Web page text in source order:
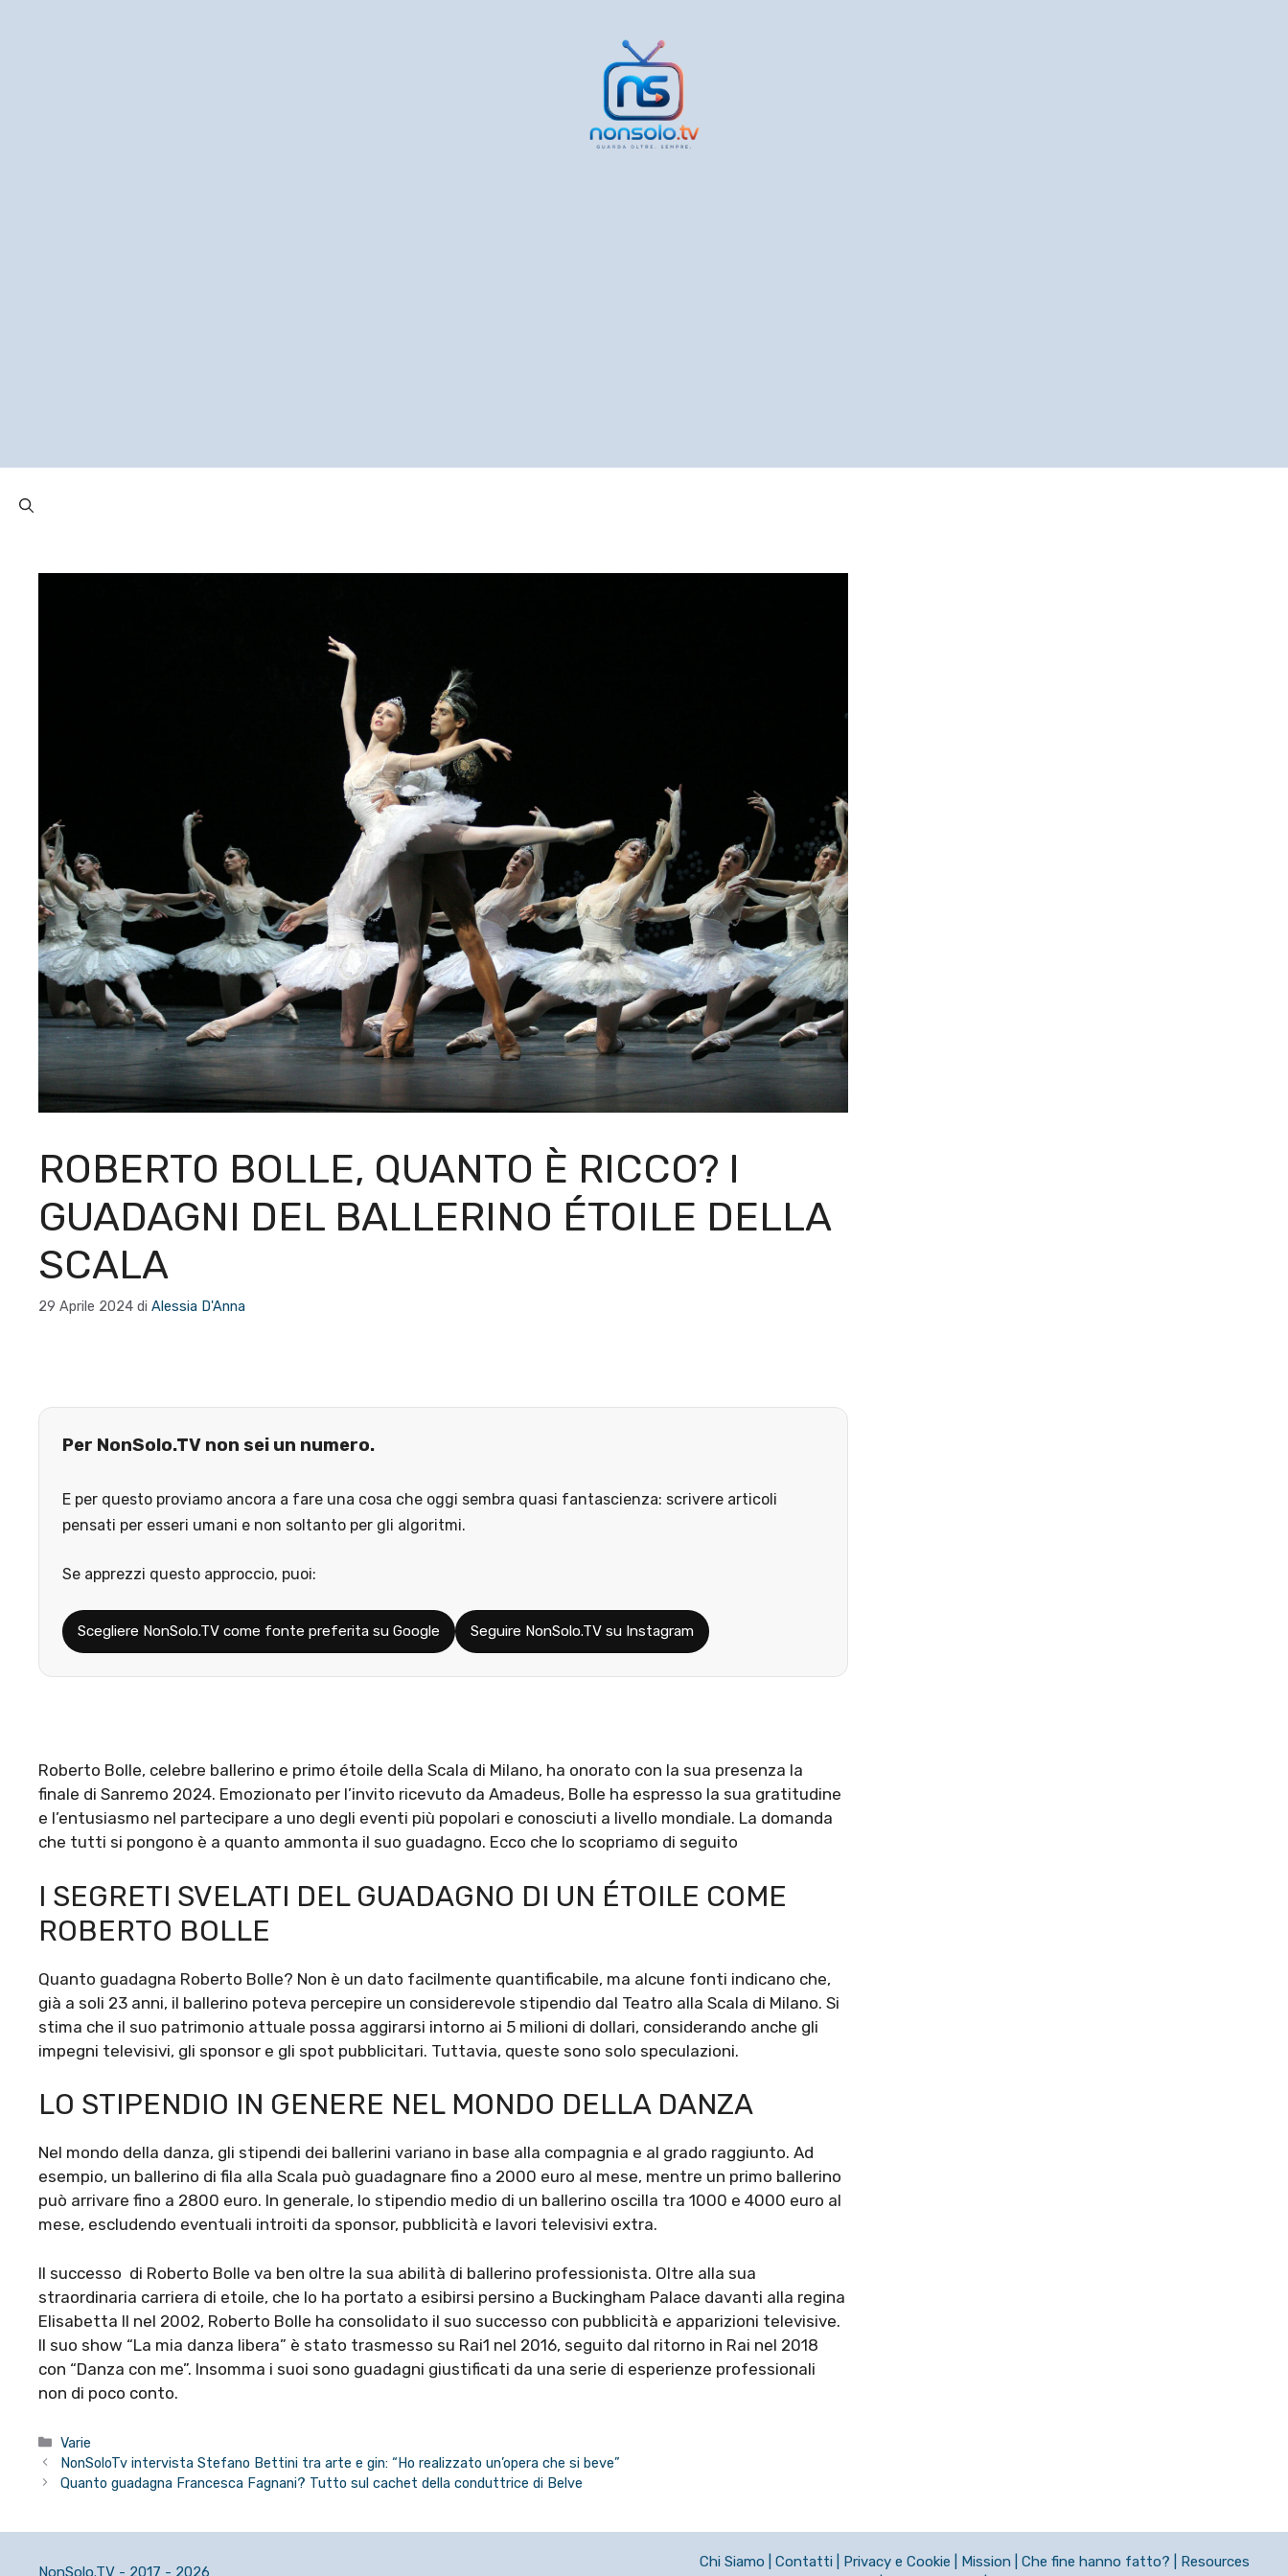
ROBERTO BOLLE, QUANTO È RICCO? I
GUADAGNI DEL BALLERINO ÉTOILE DELLA
SCALA
29 Aprile 2024 di Alessia D'Anna
Per NonSolo.TV non sei un numero.
E per questo proviamo ancora a fare una cosa che oggi sembra quasi fantascienza: scrivere articoli
pensati per esseri umani e non soltanto per gli algoritmi.
Se apprezzi questo approccio, puoi:
Scegliere NonSolo.TV come fonte preferita su Google Seguire NonSolo.TV su Instagram
Roberto Bolle, celebre ballerino e primo étoile della Scala di Milano, ha onorato con la sua presenza la
finale di Sanremo 2024. Emozionato per l’invito ricevuto da Amadeus, Bolle ha espresso la sua gratitudine
e l’entusiasmo nel partecipare a uno degli eventi più popolari e conosciuti a livello mondiale. La domanda
che tutti si pongono è a quanto ammonta il suo guadagno. Ecco che lo scopriamo di seguito
I SEGRETI SVELATI DEL GUADAGNO DI UN ÉTOILE COME
ROBERTO BOLLE
Quanto guadagna Roberto Bolle? Non è un dato facilmente quantificabile, ma alcune fonti indicano che,
già a soli 23 anni, il ballerino poteva percepire un considerevole stipendio dal Teatro alla Scala di Milano. Si
stima che il suo patrimonio attuale possa aggirarsi intorno ai 5 milioni di dollari, considerando anche gli
impegni televisivi, gli sponsor e gli spot pubblicitari. Tuttavia, queste sono solo speculazioni.
LO STIPENDIO IN GENERE NEL MONDO DELLA DANZA
Nel mondo della danza, gli stipendi dei ballerini variano in base alla compagnia e al grado raggiunto. Ad
esempio, un ballerino di fila alla Scala può guadagnare fino a 2000 euro al mese, mentre un primo ballerino
può arrivare fino a 2800 euro. In generale, lo stipendio medio di un ballerino oscilla tra 1000 e 4000 euro al
mese, escludendo eventuali introiti da sponsor, pubblicità e lavori televisivi extra.
Il successo di Roberto Bolle va ben oltre la sua abilità di ballerino professionista. Oltre alla sua
straordinaria carriera di etoile, che lo ha portato a esibirsi persino a Buckingham Palace davanti alla regina
Elisabetta II nel 2002, Roberto Bolle ha consolidato il suo successo con pubblicità e apparizioni televisive.
Il suo show “La mia danza libera” è stato trasmesso su Rai1 nel 2016, seguito dal ritorno in Rai nel 2018
con “Danza con me”. Insomma i suoi sono guadagni giustificati da una serie di esperienze professionali
non di poco conto.
Categorie
Varie
NonSoloTv intervista Stefano Bettini tra arte e gin: “Ho realizzato un’opera che si beve”
Quanto guadagna Francesca Fagnani? Tutto sul cachet della conduttrice di Belve
Chi Siamo Contatti Privacy e Cookie Mission Che fine hanno fatto?
Resources
NonSolo.TV - 2017 - 2026